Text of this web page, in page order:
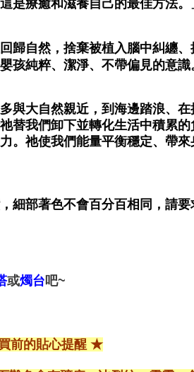
是療癒和滋養自己的最佳方法。
歸自然，捨棄被植入腦中糾纏
孩純粹、潔淨、不帶偏見的意識
與大自然親近，到海邊踏浪、
替我們卸下並轉化生活中積累
。祂使我們能量平衡穩定、帶
細部著色不會百分百相同，請
或燭台 吧~
前的貼心提醒 ★